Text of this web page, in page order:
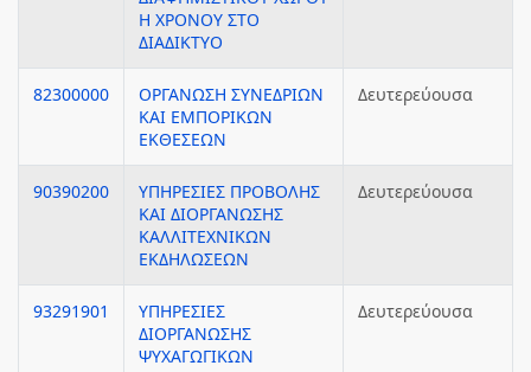
Η ΧΡΟΝΟΥ ΣΤΟ
ΔΙΑΔΙΚΤΥΟ
82300000
ΟΡΓΑΝΩΣΗ ΣΥΝΕΔΡΙΩΝ
ΚΑΙ ΕΜΠΟΡΙΚΩΝ
ΕΚΘΕΣΕΩΝ
Δευτερεύουσα
90390200
ΥΠΗΡΕΣΙΕΣ ΠΡΟΒΟΛΗΣ
ΚΑΙ ΔΙΟΡΓΑΝΩΣΗΣ
ΚΑΛΛΙΤΕΧΝΙΚΩΝ
ΕΚΔΗΛΩΣΕΩΝ
Δευτερεύουσα
93291901
ΥΠΗΡΕΣΙΕΣ
ΔΙΟΡΓΑΝΩΣΗΣ
ΨΥΧΑΓΩΓΙΚΩΝ
Δευτερεύουσα